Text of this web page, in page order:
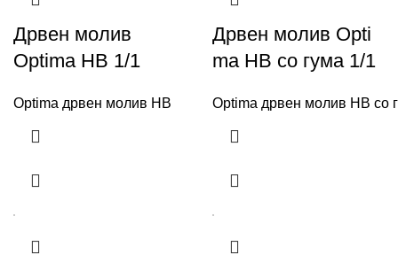
Дрвен молив
Optima HB 1/1
Optima дрвен молив HB
Дрвен молив Opti
ma HB со гума 1/1
Optima дрвен молив HB со